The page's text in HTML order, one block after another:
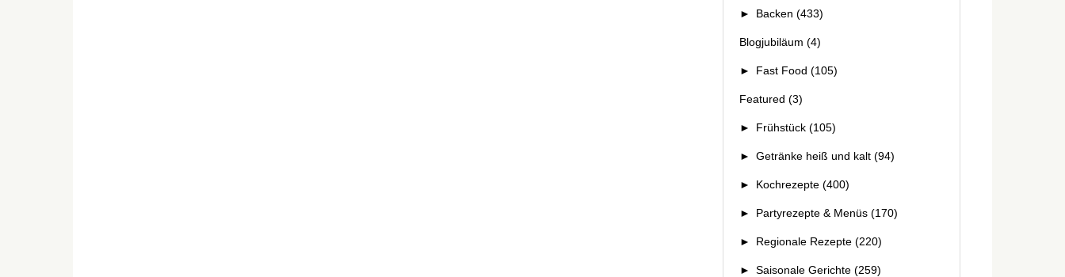
► Backen (433)
Blogjubiläum (4)
► Fast Food (105)
Featured (3)
► Frühstück (105)
► Getränke heiß und kalt (94)
► Kochrezepte (400)
► Partyrezepte & Menüs (170)
► Regionale Rezepte (220)
► Saisonale Gerichte (259)